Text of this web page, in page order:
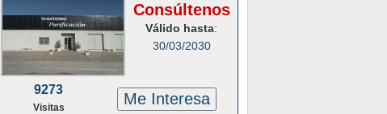
Consúltenos
Válido hasta:
30/03/2030
9273
Visitas Me Interesa